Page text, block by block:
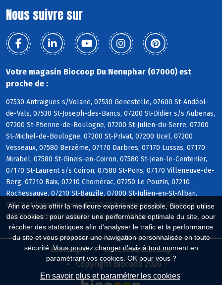
Afin de vous offrir la meilleure expérience possible, Biocoop utilise
des cookies : pour assurer une performance optimale du site, pour
récolter des statistiques afin d'analyser le trafic et la performance
du site et vous proposer une navigation personnalisée en toute
sécurité. Vous pouvez changer d'avis à tout moment en
paramétrant vos cookies. OK pour vous ?
En savoir plus et paramétrer les cookies
Nous suivre sur
Votre magasin Biocoop Du Nenuphar (07000) est
proche de :
07530 Antraigues s/Volane, 07530 Genestelle, 07600 St-Andéol-
de-Vals, 07530 St-Joseph-des-Bancs, 07200 St-Didier s/s Aubenas,
07200 St-Etienne-de-Boulogne, 07200 St-Julien-du-Serre, 07200
St-Michel-de-Boulogne, 07200 St-Privat, 07200 Ucel, 07200
Vesseaux, 07580 Berzème, 07170 Darbres, 07170 Lussas, 07170
Mirabel, 07580 St-Gineis-en-Coiron, 07580 St-Jean-le-Centenier,
07170 St-Laurent s/s Coiron, 07580 St-Pons, 07170 Villeneuve-de-
Berg, 07210 Baix, 07210 Chomérac, 07250 Le Pouzin, 07210
Rochessauve, 07210 St-Bauzile, 07000 St-Julien-en-St-Alban,
07210 St-Lager-Bressac, 07210 St-Symphorien s/s Chomérac,
07800 Beauchastel, 07800 La Voulte s/Rhône
Biocoop.fr
Le réseau Biocoop
Copyright Biocoop 2026